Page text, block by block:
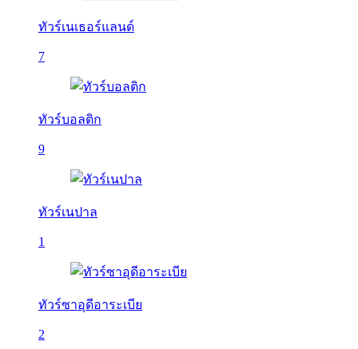
ทัวร์เนเธอร์แลนด์
7
ทัวร์บอลติก
9
ทัวร์เนปาล
1
ทัวร์ซาอุดีอาระเบีย
2